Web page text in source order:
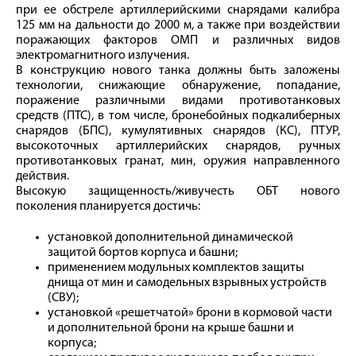
при ее обстреле артиллерийскими снарядами калибра
125 мм на дальности до 2000 м, а также при воздействии
поражающих факторов ОМП и различных видов
электромагнитного излучения.
В конструкцию нового танка должны быть заложены
технологии, снижающие обнаружение, попадание,
поражение различными видами противотанковых
средств (ПТС), в том числе, бронебойных подкалиберных
снарядов (БПС), кумулятивных снарядов (КС), ПТУР,
высокоточных артиллерийских снарядов, ручных
противотанковых гранат, мин, оружия направленного
действия.
Высокую защищенность/живучесть ОБТ нового
поколения планируется достичь:
установкой дополнительной динамической
защитой бортов корпуса и башни;
применением модульных комплектов защиты
днища от мин и самодельных взрывных устройств
(СВУ);
установкой «решетчатой» брони в кормовой части
и дополнительной брони на крыше башни и
корпуса;